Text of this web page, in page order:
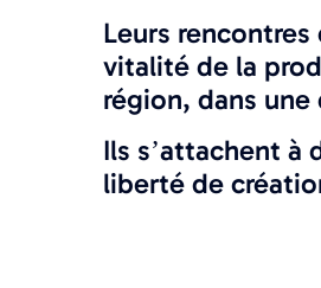
Leurs
vitalité de la
région, dans
Ils s’attachent à
liberté de